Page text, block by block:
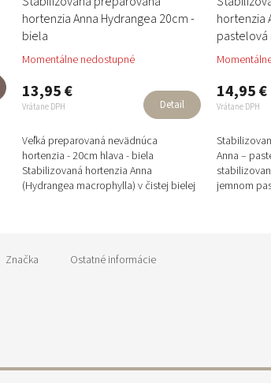
hortenzia Anna Hydrangea 20cm -
biela
Momentálne nedostupné
13,95 €
Vrátane DPH Detail
Veľká preparovaná nevädnúca
hortenzia - 20cm hlava - biela
Stabilizovaná hortenzia Anna
(Hydrangea macrophylla) v čistej bielej
hortenzia
pastelová
14,95 €
Vrátane DPH
Anna –
jemnom
Značka Ostatné informácie